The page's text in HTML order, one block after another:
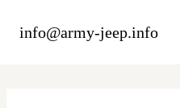
Inhaltinfo@army-jeep.info